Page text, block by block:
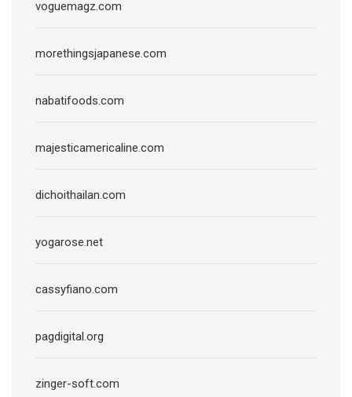
voguemagz.com
morethingsjapanese.com
nabatifoods.com
majesticamericaline.com
dichoithailan.com
yogarose.net
cassyfiano.com
pagdigital.org
zinger-soft.com